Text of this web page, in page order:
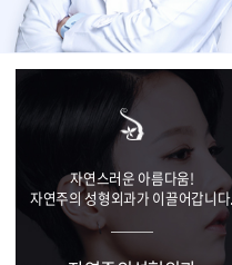
자연스러운 아름다움!
자연주의 성형외과가 이끌어갑니다.